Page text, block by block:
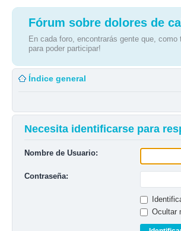
Fórum sobre dolores de
En cada foro, encontrarás gente que,
para poder participar!
Índice general
Necesita identificarse para
Nombre de Usuario:
Contraseña:
Ocultar